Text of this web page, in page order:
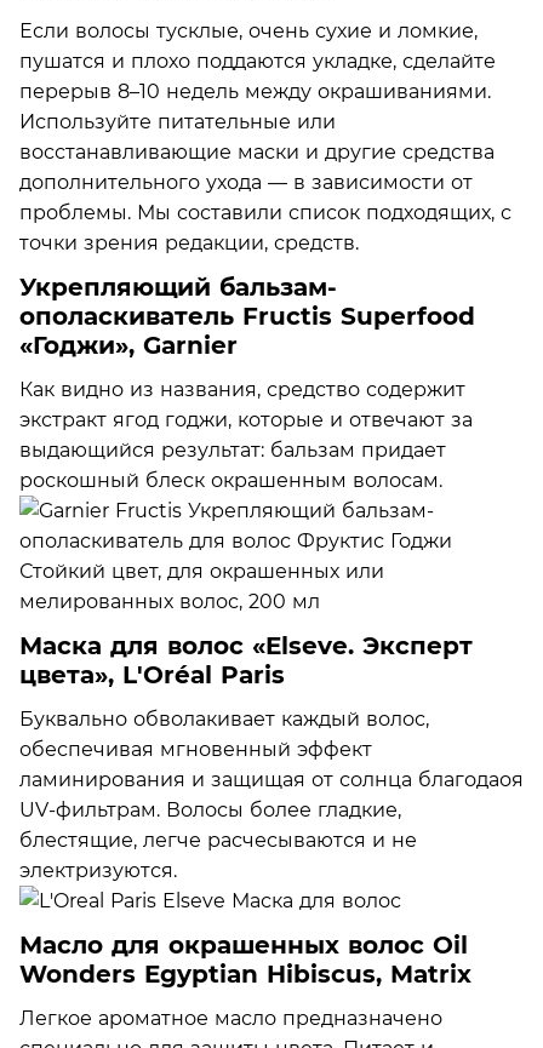
Если волосы тусклые, очень сухие и ломкие,
пушатся и плохо поддаются укладке, сделайте
перерыв 8–10 недель между окрашиваниями.
Используйте питательные или
восстанавливающие маски и другие средства
дополнительного ухода — в зависимости от
проблемы. Мы составили список подходящих, с
точки зрения редакции, средств.
Укрепляющий бальзам-
ополаскиватель Fructis Superfood
«Годжи», Garnier
Как видно из названия, средство содержит
экстракт ягод годжи, которые и отвечают за
выдающийся результат: бальзам придает
роскошный блеск окрашенным волосам.
Маска для волос «Elseve. Эксперт
цвета», L'Oréal Paris
Буквально обволакивает каждый волос,
обеспечивая мгновенный эффект
ламинирования и защищая от солнца благодаоя
UV-фильтрам. Волосы более гладкие,
блестящие, легче расчесываются и не
электризуются.
Масло для окрашенных волос Oil
Wonders Egyptian Hibiscus, Matrix
Легкое ароматное масло предназначено